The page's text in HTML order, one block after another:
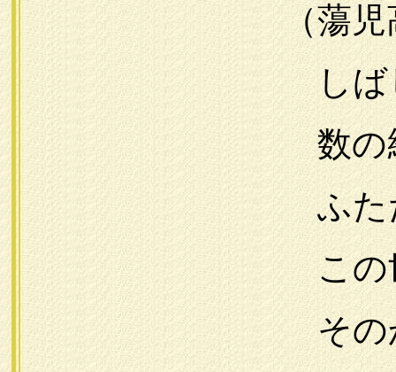
（蕩児高橋
しばし無雲
数の綵女と
ふたたび地
この世のを
そのかみ帯び